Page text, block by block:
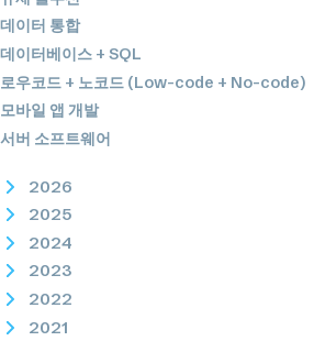
데이터 통합
데이터베이스 + SQL
로우코드 + 노코드 (Low-code + No-code)
모바일 앱 개발
서버 소프트웨어
2026
2025
2024
2023
2022
2021